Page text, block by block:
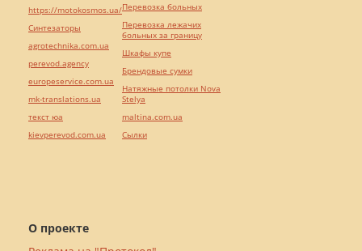
О проекте
https://motokosmos.ua/
Синтезаторы
agrotechnika.com.ua
perevod.agency
europeservice.com.ua
mk-translations.ua
текст юа
kievperevod.com.ua
Перевозка больных
Перевозка лежачих
больных за границу
Шкафы купе
Брендовые сумки
Натяжные потолки Nova
Stelya
maltina.com.ua
Cылки